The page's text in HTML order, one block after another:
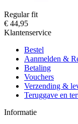
Regular fit
€ 44,95
Klantenservice
Bestel
Aanmelden &
Betaling
Vouchers
Verzending &
Teruggave en
Informatie